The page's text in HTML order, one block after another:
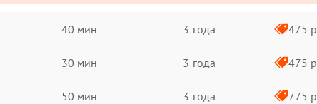
40 мин 3 года 475 р
30 мин 3 года 475 р
50 мин 3 года 775 р